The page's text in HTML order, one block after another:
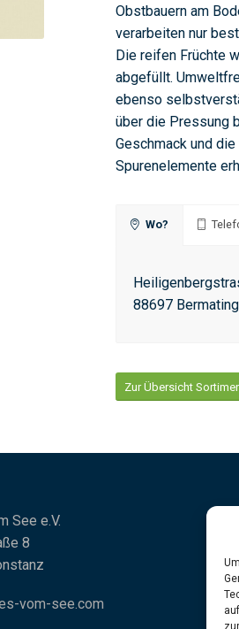
Obstbauern am
verarbeiten nur
Die reifen Früchte
abgefüllt.
ebenso
über die Pressung
Geschmack und
Spurenelemente
Wo?
88697
Zur Übersicht
See e.V.
8
vom-see.com